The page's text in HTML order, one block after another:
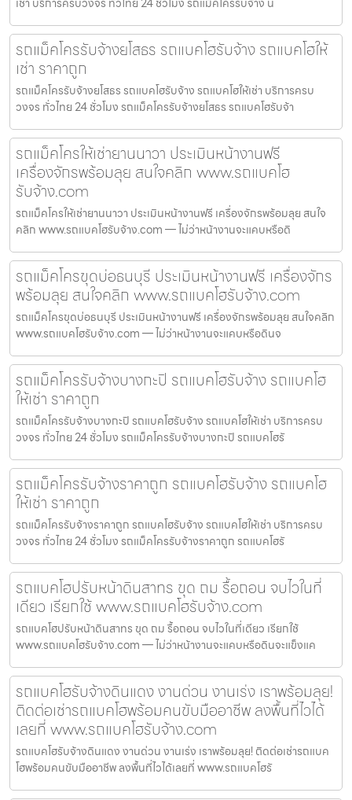
รถแม็คโครรับจ้างยโสธร รถแบคโฮรับจ้าง รถแบคโฮให้
เช่า ราคาถูก
รถแม็คโครรับจ้างยโสธร รถแบคโฮรับจ้าง รถแบคโฮให้เช่า บริการครบ
วงจร ทั่วไทย 24 ชั่วโมง รถแม็คโครรับจ้างยโสธร รถแบคโฮรับจ้า
รถแม็คโครให้เช่ายานนาวา ประเมินหน้างานฟรี
เครื่องจักรพร้อมลุย สนใจคลิก www.รถแบคโฮ
รับจ้าง.com
รถแม็คโครให้เช่ายานนาวา ประเมินหน้างานฟรี เครื่องจักรพร้อมลุย สนใจ
คลิก www.รถแบคโฮรับจ้าง.com — ไม่ว่าหน้างานจะแคบหรือดิ
รถแม็คโครขุดบ่อธนบุรี ประเมินหน้างานฟรี เครื่องจักร
พร้อมลุย สนใจคลิก www.รถแบคโฮรับจ้าง.com
รถแม็คโครขุดบ่อธนบุรี ประเมินหน้างานฟรี เครื่องจักรพร้อมลุย สนใจคลิก
www.รถแบคโฮรับจ้าง.com — ไม่ว่าหน้างานจะแคบหรือดินจ
รถแม็คโครรับจ้างบางกะปิ รถแบคโฮรับจ้าง รถแบคโฮ
ให้เช่า ราคาถูก
รถแม็คโครรับจ้างบางกะปิ รถแบคโฮรับจ้าง รถแบคโฮให้เช่า บริการครบ
วงจร ทั่วไทย 24 ชั่วโมง รถแม็คโครรับจ้างบางกะปิ รถแบคโฮรั
รถแม็คโครรับจ้างราคาถูก รถแบคโฮรับจ้าง รถแบคโฮ
ให้เช่า ราคาถูก
รถแม็คโครรับจ้างราคาถูก รถแบคโฮรับจ้าง รถแบคโฮให้เช่า บริการครบ
วงจร ทั่วไทย 24 ชั่วโมง รถแม็คโครรับจ้างราคาถูก รถแบคโฮรั
รถแบคโฮปรับหน้าดินสาทร ขุด ถม รื้อถอน จบไวในที่
เดียว เรียกใช้ www.รถแบคโฮรับจ้าง.com
รถแบคโฮปรับหน้าดินสาทร ขุด ถม รื้อถอน จบไวในที่เดียว เรียกใช้
www.รถแบคโฮรับจ้าง.com — ไม่ว่าหน้างานจะแคบหรือดินจะแข็งแค
รถแบคโฮรับจ้างดินแดง งานด่วน งานเร่ง เราพร้อมลุย!
ติดต่อเช่ารถแบคโฮพร้อมคนขับมืออาชีพ ลงพื้นที่ไวได้
เลยที่ www.รถแบคโฮรับจ้าง.com
รถแบคโฮรับจ้างดินแดง งานด่วน งานเร่ง เราพร้อมลุย! ติดต่อเช่ารถแบค
โฮพร้อมคนขับมืออาชีพ ลงพื้นที่ไวได้เลยที่ www.รถแบคโฮรั